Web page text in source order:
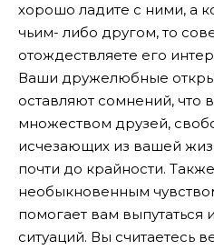
хорошо ладите с ними, а
чьим- либо другом, то
отождествляете его
Ваши дружелюбные
оставляют сомнений, что
множеством друзей,
исчезающих из вашей
почти до крайности.
необыкновенным
помогает вам выпутаться
ситуаций. Вы считаетесь